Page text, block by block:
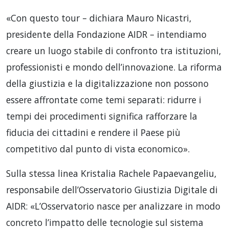
«Con questo tour – dichiara Mauro Nicastri,
presidente della Fondazione AIDR – intendiamo
creare un luogo stabile di confronto tra istituzioni,
professionisti e mondo dell’innovazione. La riforma
della giustizia e la digitalizzazione non possono
essere affrontate come temi separati: ridurre i
tempi dei procedimenti significa rafforzare la
fiducia dei cittadini e rendere il Paese più
competitivo dal punto di vista economico».
Sulla stessa linea Kristalia Rachele Papaevangeliu,
responsabile dell’Osservatorio Giustizia Digitale di
AIDR: «L’Osservatorio nasce per analizzare in modo
concreto l’impatto delle tecnologie sul sistema